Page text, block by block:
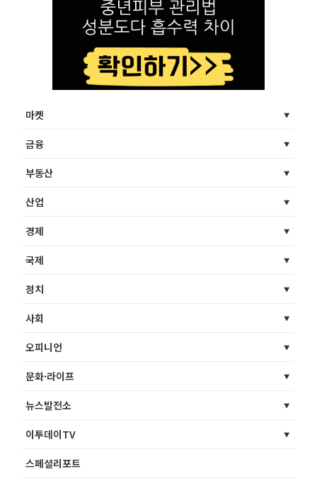
마켓
금융
부동산
산업
경제
국제
정치
사회
오피니언
문화·라이프
뉴스발전소
이투데이TV
스페셜리포트